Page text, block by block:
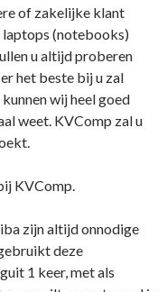
of zakelijke klant
laptops (notebooks)
u altijd proberen
het beste bij u zal
wij heel goed
weet. KVComp zal u
KVComp.
zijn altijd onnodige
deze
1 keer, met als